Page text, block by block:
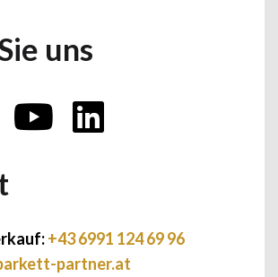
uns
+43 6991 124 69 96
partner.at